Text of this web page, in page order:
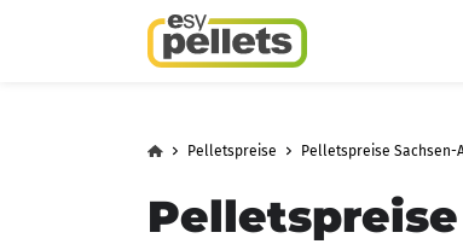
Pelletspreise Pelletspreise Sachsen-